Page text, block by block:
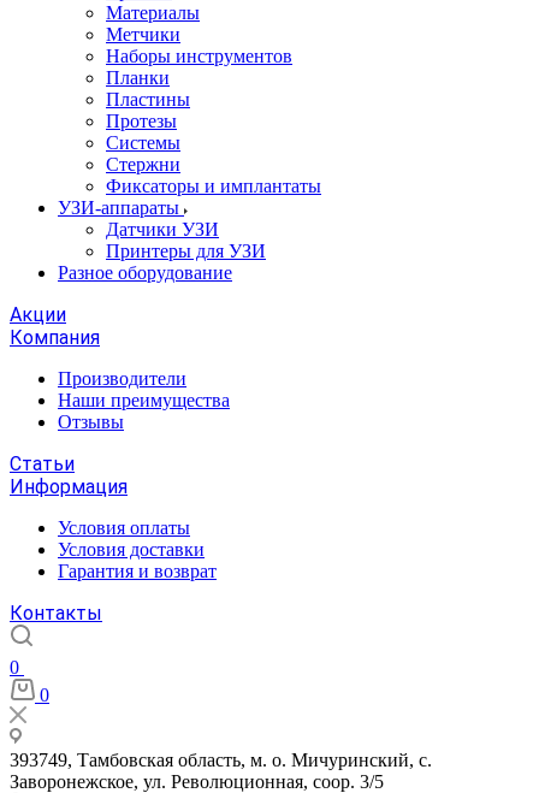
Материалы
Метчики
Наборы инструментов
Планки
Пластины
Протезы
Системы
Стержни
Фиксаторы и имплантаты
УЗИ-аппараты
Датчики УЗИ
Принтеры для УЗИ
Разное оборудование
Акции
Компания
Производители
Наши преимущества
Отзывы
Статьи
Информация
Условия оплаты
Условия доставки
Гарантия и возврат
Контакты
0
0
393749, Тамбовская область, м. о. Мичуринский, с.
Заворонежское, ул. Революционная, соор. 3/5